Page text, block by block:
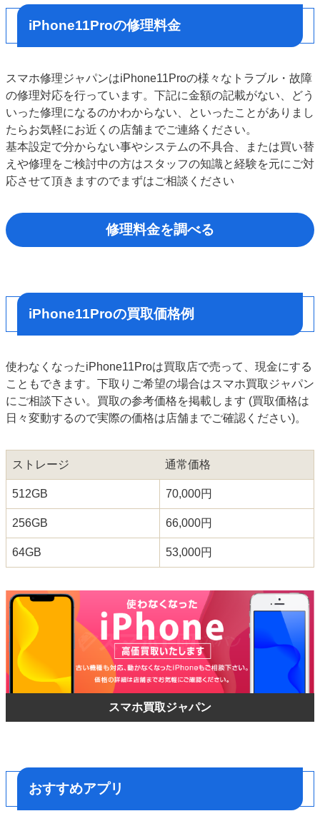
iPhone11Proの修理料金
スマホ修理ジャパンはiPhone11Proの様々なトラブル・故障
の修理対応を行っています。下記に金額の記載がない、どう
いった修理になるのかわからない、といったことがありまし
たらお気軽にお近くの店舗までご連絡ください。
基本設定で分からない事やシステムの不具合、または買い替
えや修理をご検討中の方はスタッフの知識と経験を元にご対
応させて頂きますのでまずはご相談ください
修理料金を調べる
iPhone11Proの買取価格例
使わなくなったiPhone11Proは買取店で売って、現金にする
こともできます。下取りご希望の場合はスマホ買取ジャパン
にご相談下さい。買取の参考価格を掲載します (買取価格は
日々変動するので実際の価格は店舗までご確認ください)。
ストレージ 通常価格
512GB 70,000円
256GB 66,000円
64GB 53,000円
スマホ買取ジャパン
おすすめアプリ